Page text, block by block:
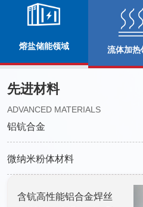
熔盐储能领域 流体加热
先进材料
ADVANCED MATERIALS
铝钪合金
微纳米粉体材料
含钪高性能铝合金焊丝